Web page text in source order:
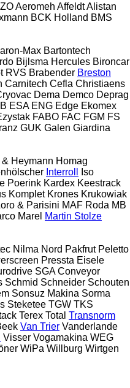
Aeromeh AffeldtAlistan
BCK Holland BMS
Max Bartontech
Bijlsma Hercules Bironcar
RVS Brabender Breston
Carnitech Cefla Christiaens
Dema Demco Deprag
ESA ENG Edge Ekomex
FABO FAC FGM FS
GUK Galen Giardina
& Heymann Homag
Interroll
Iso
Poerink Kardex Keestrack
Komplet Krones Krukowiak
& Parisini MAF Roda MB
Marel Martin Stolze
Nilma Nord Pakfrut Peletto
Pressta Eisele
SGA Conveyor
Schmid Schneider Schouten
Sonsuz Makina Sorma
Steketee TGW TKS
Terex Total Transnorm
Van Trier Vanderlande
Visser Vogamakina WEG
WiPa Willburg Wirtgen